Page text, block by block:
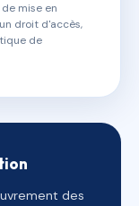
mise en
droit d'accès,
de
des